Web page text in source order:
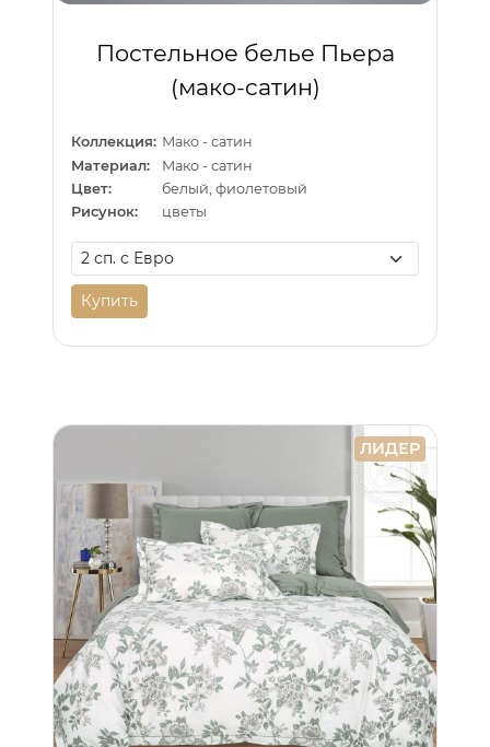
Постельное белье Пьера
(мако-сатин)
Коллекция: Мако - сатин
Материал:
Мако - сатин
Цвет:
белый, фиолетовый
Рисунок:
цветы
Купить
ЛИДЕР